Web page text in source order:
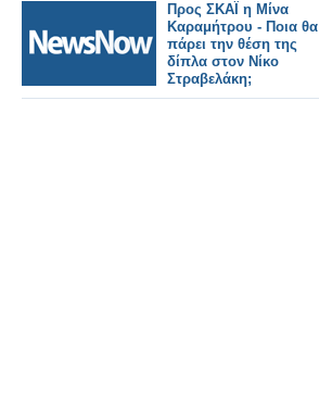
Προς ΣΚΑΪ η Μίνα
Καραμήτρου - Ποια θα
πάρει την θέση της
δίπλα στον Νίκο
Στραβελάκη;